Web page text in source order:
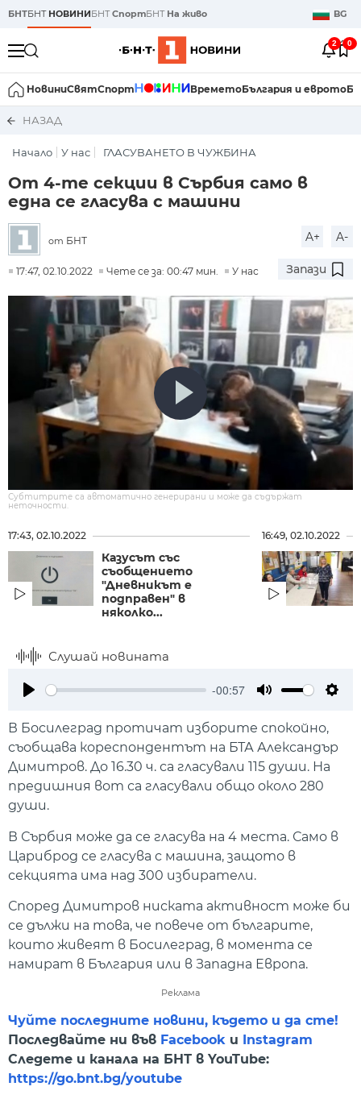
БНТБНТ НОВИНИБНТСпортБНТ На живо BG
2 0
НовиниСвятСпорт ВреметоБългария и еврото
НАЗАД
Начало У нас ГЛАСУВАНЕТО В ЧУЖБИНА
От 4-те секции в Сърбия само в
една се гласува с машини
от БНТ A+ A-
17:47, 02.10.2022 Чете се за: 00:47 мин. У нас Запази
Субтитрите са автоматично генерирани и може да съдържат
неточности.
17:43, 02.10.2022
Казусът със
съобщението
"Дневникът е
подправен" в
няколко...
16:49, 02.10.2022
Слушай новината
-00:57
В Босилеград протичат изборите спокойно,
съобщава кореспондентът на БТА Александър
Димитров. До 16.30 ч. са гласували 115 души. На
предишния вот са гласували общо около 280
души.
В Сърбия може да се гласува на 4 места. Само в
Цариброд се гласува с машина, защото в
секцията има над 300 избиратели.
Според Димитров ниската активност може би
се дължи на това, че повече от българите,
които живеят в Босилеград, в момента се
намират в България или в Западна Европа.
Реклама
Чуйте последните новини, където и да сте!
Последвайте ни във Facebook и
Instagram
Следете и канала на БНТ в YouTube:
https://go.bnt.bg/youtube